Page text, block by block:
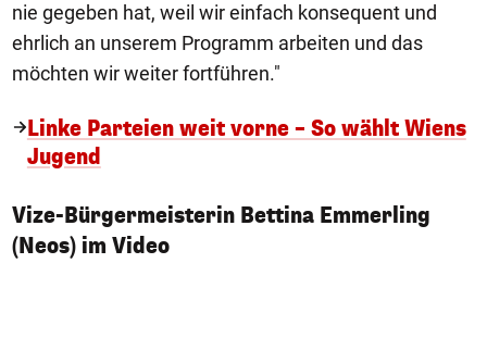
nie gegeben hat, weil wir einfach konsequent und
ehrlich an unserem Programm arbeiten und das
möchten wir weiter fortführen."
Linke Parteien weit vorne – So wählt Wiens
Jugend
Vize-Bürgermeisterin Bettina Emmerling
(Neos) im Video